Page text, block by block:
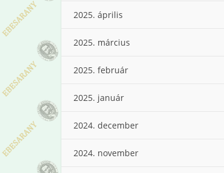
2025. április
2025. március
2025. február
2025. január
2024. december
2024. november